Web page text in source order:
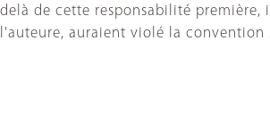
delà de cette responsabilité première,
l'auteure, auraient violé la